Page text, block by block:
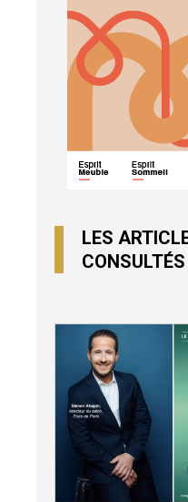
LES
CONSULTÉS